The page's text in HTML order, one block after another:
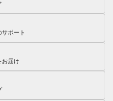
ポート
お届け